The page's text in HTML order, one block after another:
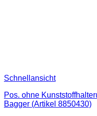
Schnellansicht
Pos. ohne
Bagger (Artikel 8850430)